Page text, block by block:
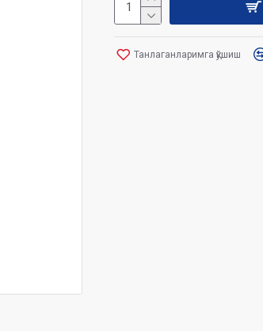
Танлаганларимга қўшиш